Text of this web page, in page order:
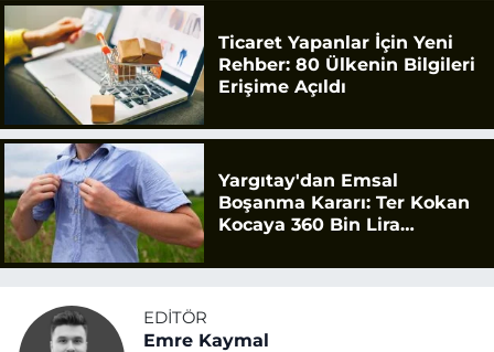
Ticaret Yapanlar İçin Yeni
Rehber: 80 Ülkenin Bilgileri
Erişime Açıldı
Yargıtay'dan Emsal
Boşanma Kararı: Ter Kokan
Kocaya 360 Bin Lira
EDITÖR
Emre Kaymal